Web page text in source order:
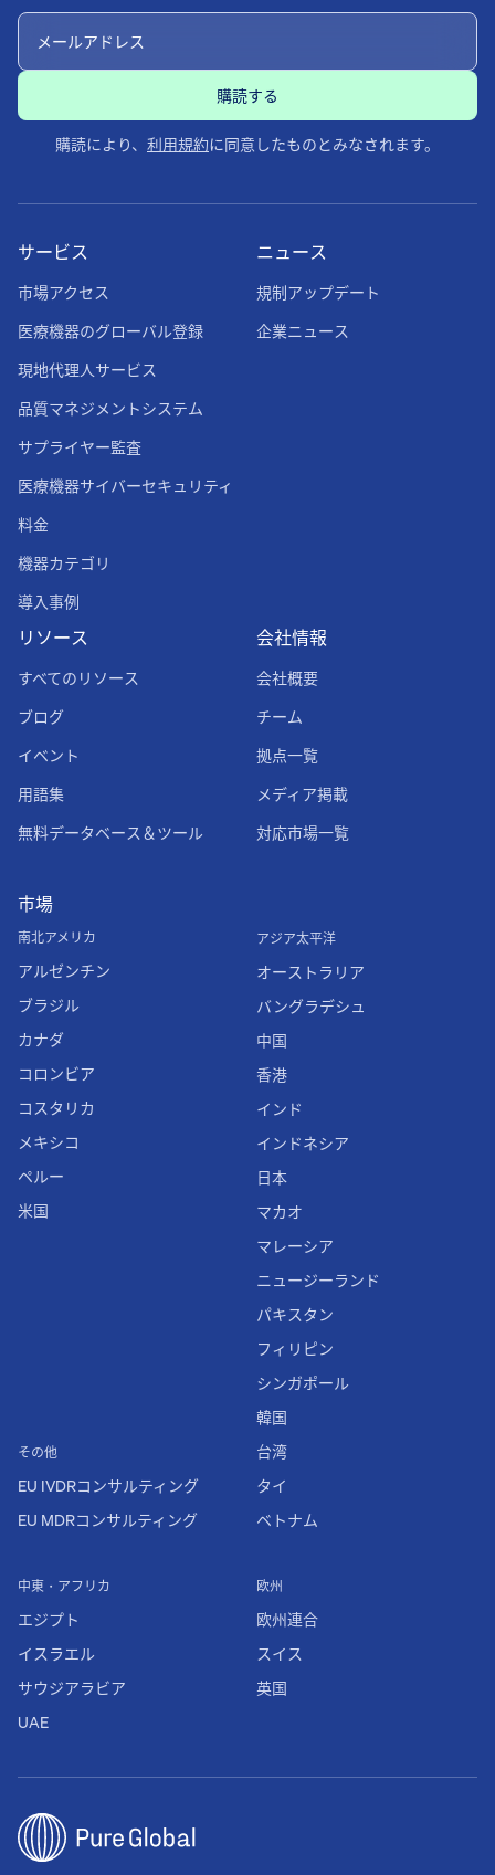
購読により、 利用規約に同意したものとみなされます。
ニュース
規制アップデート
企業ニュース
サービス
市場アクセス
医療機器のグローバル登録
現地代理人サービス
品質マネジメントシステム
サプライヤー監査
医療機器サイバーセキュリティ
料金
機器カテゴリ
導入事例
リソース
すべてのリソース
ブログ
イベント
用語集
無料データベース＆ツール
会社情報
会社概要
チーム
拠点一覧
メディア掲載
対応市場一覧
市場
南北アメリカ
アルゼンチン
ブラジル
カナダ
コロンビア
コスタリカ
メキシコ
ペルー
米国
その他
EU IVDRコンサルティング
EU MDRコンサルティング
欧州
欧州連合
スイス
英国
中東・アフリカ
エジプト
イスラエル
サウジアラビア
UAE
アジア太平洋
オーストラリア
バングラデシュ
中国
香港
インド
インドネシア
日本
マカオ
マレーシア
ニュージーランド
パキスタン
フィリピン
シンガポール
韓国
台湾
タイ
ベトナム